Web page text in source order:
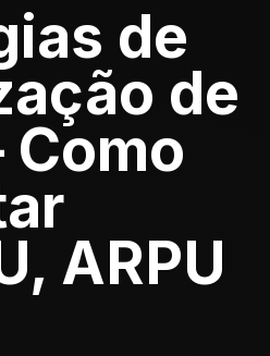
de
de
ARPU